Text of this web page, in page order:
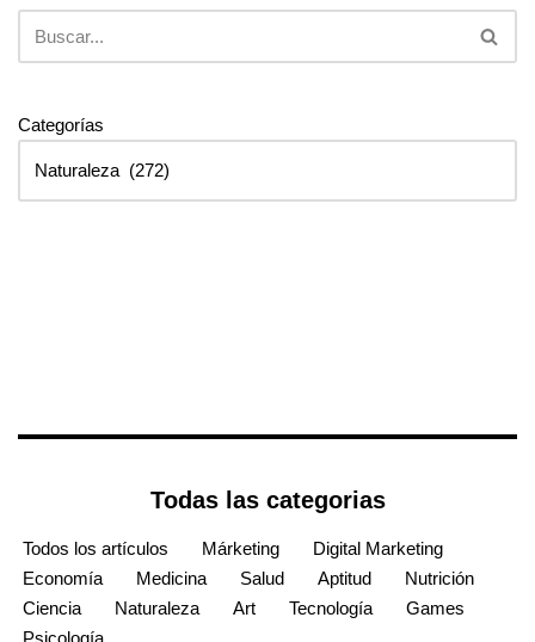
Categorías
Todas las categorias
Todos los artículos Márketing
Digital Marketing
Economía
Medicina Salud Aptitud
Nutrición
Ciencia
Naturaleza Art Tecnología
Games
Psicología